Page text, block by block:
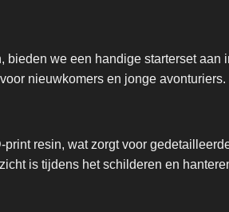
we een handige starterset
nieuwkomers en jonge avonturiers.
resin, wat zorgt voor
is tijdens het schilderen en